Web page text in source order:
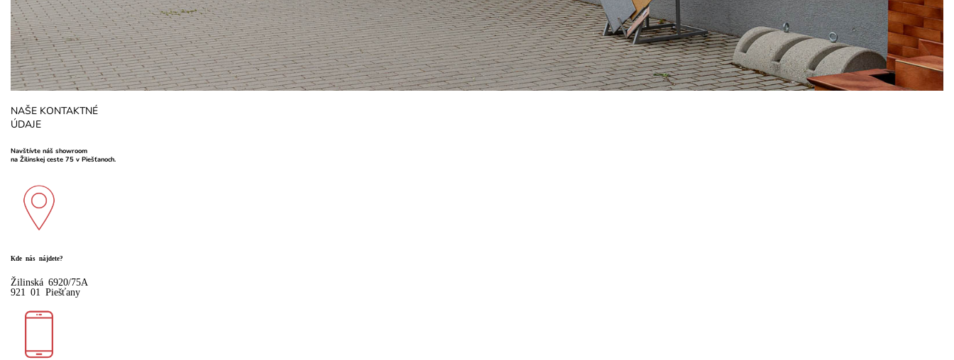
NAŠE KONTAKTNÉ
ÚDAJE
Navštívte náš showroom
na Žilinskej ceste 75 v Piešťanoch.
Kde nás nájdete?
Žilinská 6920/75A
921 01 Piešťany